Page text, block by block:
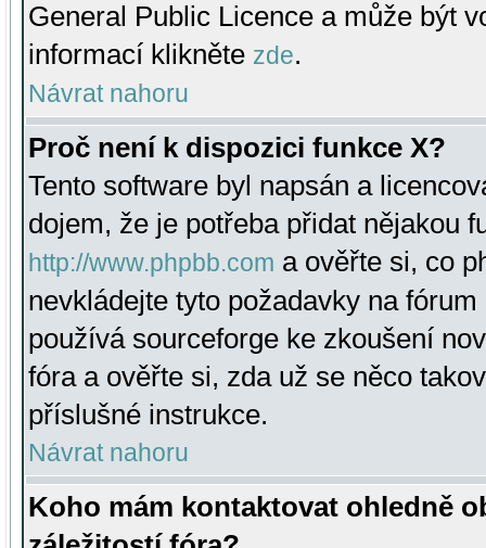
General Public Licence a může být
informací klikněte zde.
Návrat nahoru
Proč není k dispozici funkce X?
Tento software byl napsán a
dojem, že je potřeba přidat nějakou
http://www.phpbb.com a ověřte si, co
nevkládejte tyto požadavky na
používá sourceforge ke zkoušení
fóra a ověřte si, zda už se něco
příslušné instrukce.
Návrat nahoru
Koho mám kontaktovat ohledně